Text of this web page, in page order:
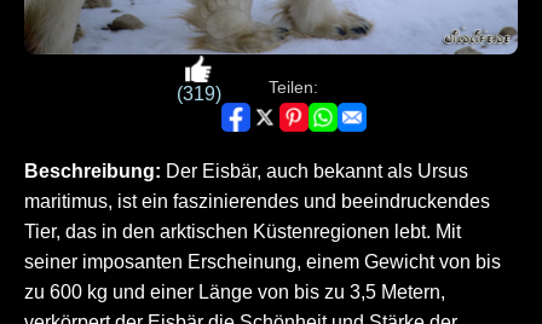
(319) Teilen:
Beschreibung: Der Eisbär, auch bekannt als Ursus
maritimus, ist ein faszinierendes und beeindruckendes
Tier, das in den arktischen Küstenregionen lebt. Mit
seiner imposanten Erscheinung, einem Gewicht von bis
zu 600 kg und einer Länge von bis zu 3,5 Metern,